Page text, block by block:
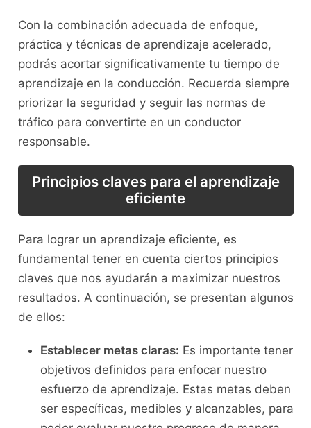
Con la combinación⁤ adecuada de enfoque,
práctica y técnicas de‌ aprendizaje acelerado,
podrás acortar significativamente tu tiempo de
aprendizaje ‌en⁤ la conducción. Recuerda siempre
priorizar la seguridad y seguir las normas de
tráfico para ​convertirte en un conductor
responsable.
Principios claves para ‍el aprendizaje
eficiente
Para lograr un aprendizaje eficiente,‌ es
fundamental tener en cuenta ciertos principios
claves ​que nos ayudarán a maximizar nuestros​
resultados. A continuación, ​se presentan algunos
de ellos:
Establecer metas claras: Es importante tener​
objetivos definidos para enfocar nuestro
esfuerzo de ‌aprendizaje. Estas metas deben
ser específicas, ​medibles y alcanzables, para